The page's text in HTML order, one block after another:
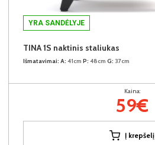
YRA SANDĖLYJE
TINA 1S naktinis staliukas
Išmatavimai: A: 41cm P: 48cm G: 37cm
Kaina:
59€
Į krepšelį